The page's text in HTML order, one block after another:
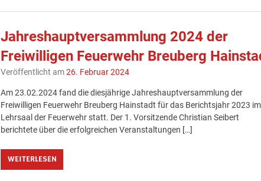
Jahreshauptversammlung 2024 der
Freiwilligen Feuerwehr Breuberg
Veröffentlicht am26. Februar 2024
Am 23.02.2024 fand die diesjährige Jahreshauptversammlung der
Freiwilligen Feuerwehr Breuberg Hainstadt für das Berichtsjahr 2023 im
Lehrsaal der Feuerwehr statt. Der 1. Vorsitzende Christian Seibert
berichtete über die erfolgreichen Veranstaltungen […]
WEITERLESEN